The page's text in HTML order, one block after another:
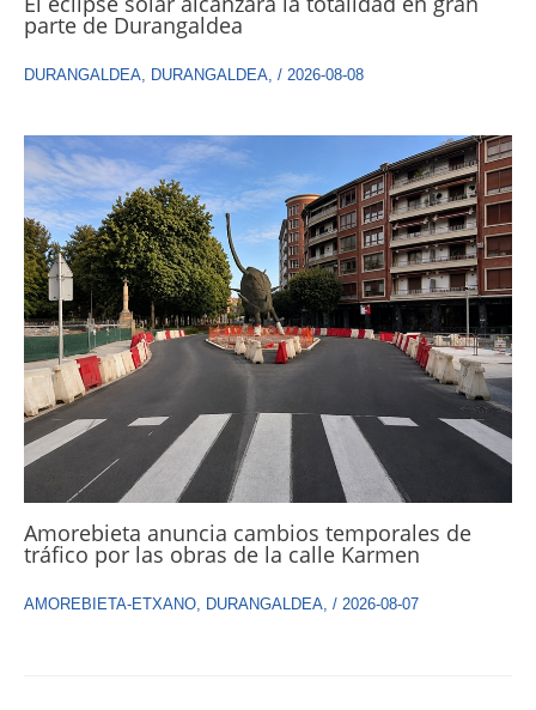
parte de Durangaldea
DURANGALDEA DURANGALDEA / 2026-08-08
Amorebieta anuncia cambios temporales de
tráfico por las obras de la calle Karmen
AMOREBIETA-ETXANO, DURANGALDEA, / 2026-08-07